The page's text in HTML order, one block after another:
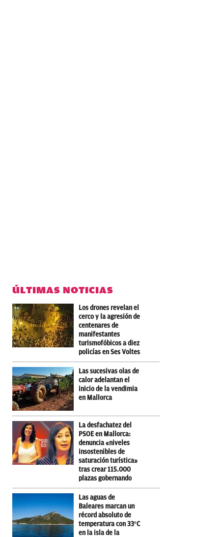
ÚLTIMAS NOTICIAS
Los drones revelan el
cerco y la agresión de
centenares de
manifestantes
turismofóbicos a diez
policías en Ses Voltes
Las sucesivas olas de
calor adelantan el
inicio de la vendimia
en Mallorca
La desfachatez del
PSOE en Mallorca:
denuncia «niveles
insostenibles de
saturación turística»
tras crear 115.000
plazas gobernando
Las aguas de
Baleares marcan un
récord absoluto de
temperatura con 33ºC
en la isla de la